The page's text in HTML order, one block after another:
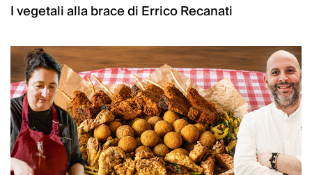
I vegetali alla brace di Errico Recanati